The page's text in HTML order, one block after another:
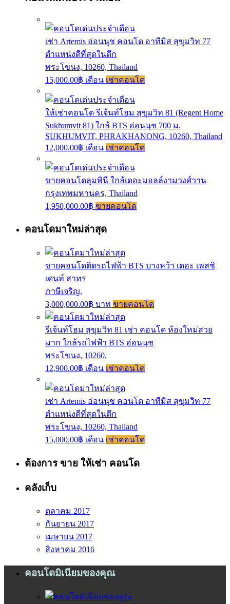
เช่า Artemis อ่อนนุช คอนโด อาทีมิส สุขุมวิท 77
ตำแหน่งดีที่สุดในตึก
พระโขนง, 10260, Thailand
15,000.00฿ เดือน เช่าคอนโด
ให้เช่าคอนโด รีเจ้นท์โฮม สุขุมวิท 81 (Regent Home
Sukhumvit 81) ใกล้ BTS อ่อนนุช 700 ม.
SUKHUMVIT, PHRAKHANONG, 10260, Thailand
12,000.00฿ เดือน เช่าคอนโด
ขายคอนโดลุมพินี ใกล้เดอะมอลล์งามวงศ์วาน
กรุงเทพมหานคร, Thailand
1,950,000.00฿ ขายคอนโด
คอนโดมาใหม่ล่าสุด
ขายคอนโดติดรถไฟฟ้า BTS บางหว้า เดอะ เพสซิ
เดนท์ สาทร
ภาษีเจริญ,
3,000,000.00฿ บาท ขายคอนโด
รีเจ้นท์โฮม สุขุมวิท 81 เช่า คอนโด ห้องใหม่สวย
มาก ใกล้รถไฟฟ้า BTS อ่อนนุช
พระโขนง, 10260,
12,900.00฿ เดือน เช่าคอนโด
เช่า Artemis อ่อนนุช คอนโด อาทีมิส สุขุมวิท 77
ตำแหน่งดีที่สุดในตึก
พระโขนง, 10260, Thailand
15,000.00฿ เดือน เช่าคอนโด
ต้องการ ขาย ให้เช่า คอนโด
คลังเก็บ
ตุลาคม 2017
กันยายน 2017
เมษายน 2017
สิงหาคม 2016
คอนโดมิเนียมของคุณ